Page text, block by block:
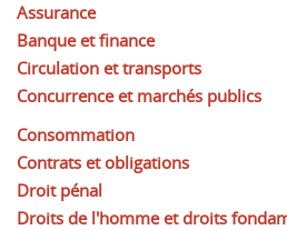
Assurance
Banque et finance
Circulation et transports
Concurrence et marchés publics
Consommation
Contrats et obligations
Droit pénal
Droits de l'homme et droits